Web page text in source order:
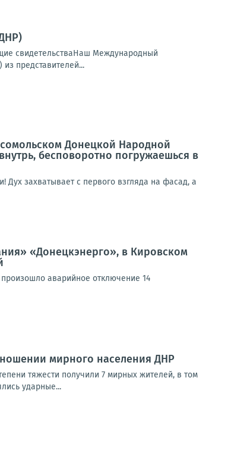
свидетельстваНаш Международный
представителей...
Донецкой Народной
бесповоротно погружаешься в
захватывает с первого взгляда на фасад, а
«Донецкэнерго», в Кировском
аварийное отключение 14
мирного населения ДНР
тяжести получили 7 мирных жителей, в том
ударные...